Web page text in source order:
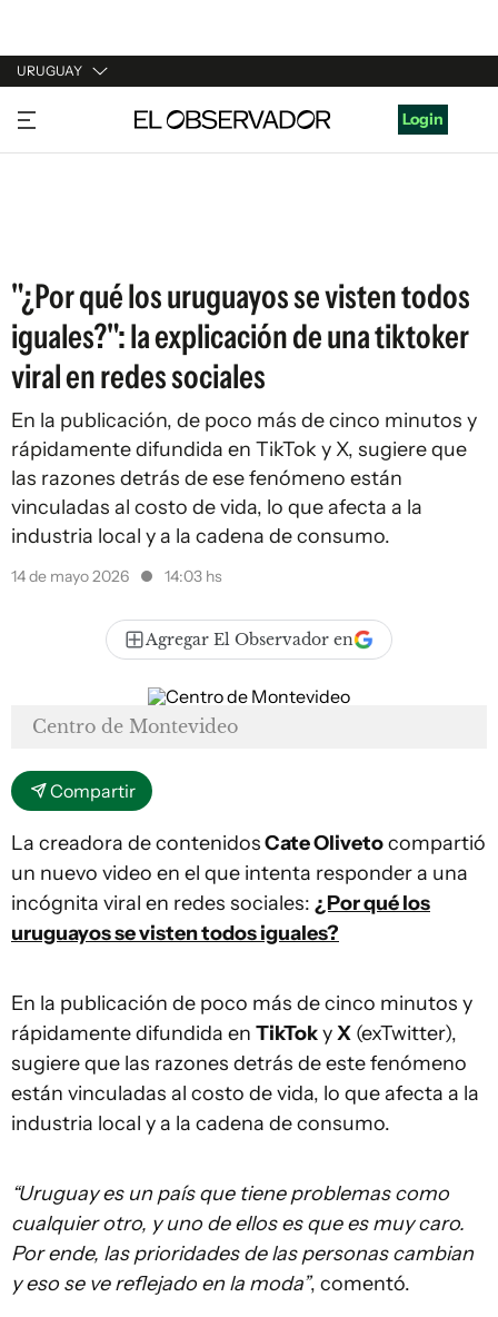
URUGUAY
URUGUAY
ARGENTINA
Login
"¿Por qué los uruguayos se visten todos
iguales?": la explicación de una tiktoker
viral en redes sociales
En la publicación, de poco más de cinco minutos y
rápidamente difundida en TikTok y X, sugiere que
las razones detrás de ese fenómeno están
vinculadas al costo de vida, lo que afecta a la
industria local y a la cadena de consumo.
14 de mayo 2026 14:03 hs
Agregar El Observador en
Centro de Montevideo
Compartir
La creadora de contenidosCate Olivetocompartió
un nuevo video en el que intenta responder a una
incógnita viral en redes sociales: ¿Por qué los
uruguayos se visten todos iguales?
En la publicación de poco más de cinco minutos y
rápidamente difundida en TikTokyX (exTwitter),
sugiere que las razones detrás de este fenómeno
están vinculadas al costo de vida, lo que afecta a la
industria local y a la cadena de consumo.
“Uruguay es un país que tiene problemas como
cualquier otro, y uno de ellos es que es muy caro.
Por ende, las prioridades de las personas cambian
y eso se ve reflejado en la moda”, comentó.